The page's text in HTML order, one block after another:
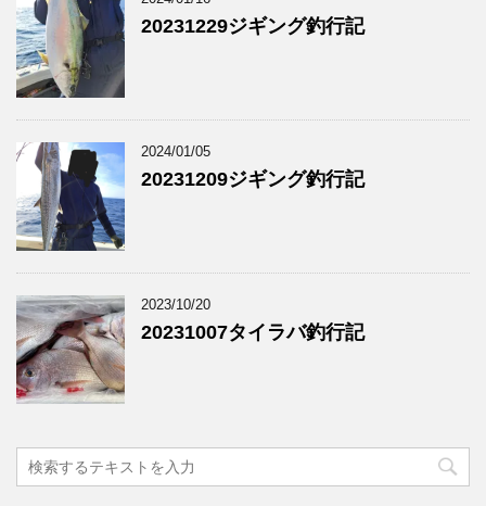
20231229ジギング釣行記
2024/01/05
20231209ジギング釣行記
2023/10/20
20231007タイラバ釣行記